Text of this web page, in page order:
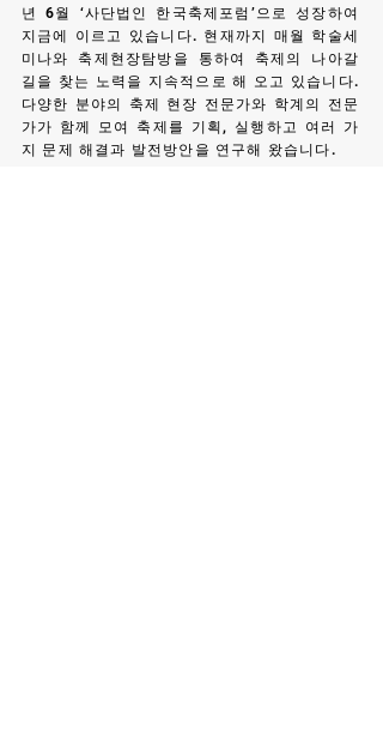
년 6월 ‘사단법인 한국축제포럼’으로 성장하여
지금에 이르고 있습니다. 현재까지 매월 학술세
미나와 축제현장탐방을 통하여 축제의 나아갈
길을 찾는 노력을 지속적으로 해 오고 있습니다.
다양한 분야의 축제 현장 전문가와 학계의 전문
가가 함께 모여 축제를 기획, 실행하고 여러 가
지 문제 해결과 발전방안을 연구해 왔습니다.